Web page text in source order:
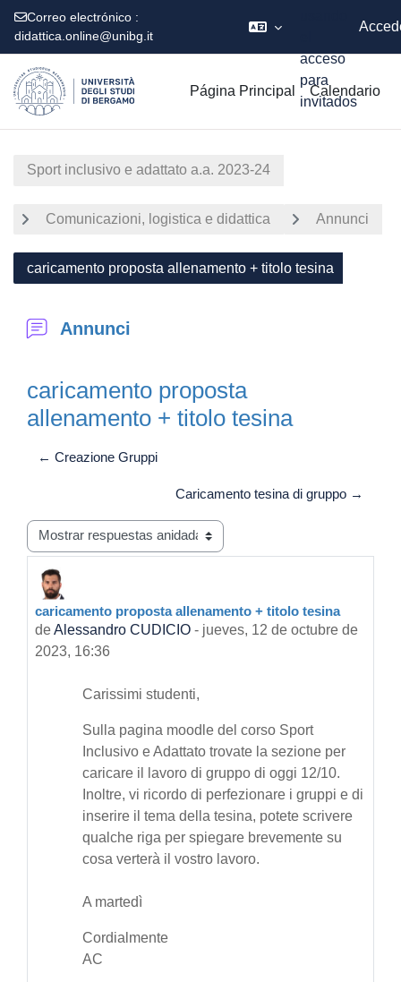
Correo electrónico :
didattica.online@unibg.it
acceso
para
invitados
Página Principal Calendario
Sport inclusivo e adattato a.a. 2023-24
Comunicazioni, logistica e didattica Annunci
caricamento proposta allenamento + titolo tesina
Annunci
caricamento proposta
allenamento + titolo tesina
← Creazione Gruppi
Caricamento tesina di gruppo →
Mostrar modo
caricamento proposta allenamento + titolo tesina
deAlessandro CUDICIO - jueves, 12 de octubre de
2023, 16:36
Número de respuestas: 0
Carissimi studenti,
Sulla pagina moodle del corso Sport
Inclusivo e Adattato trovate la sezione per
caricare il lavoro di gruppo di oggi 12/10.
Inoltre, vi ricordo di perfezionare i gruppi e di
inserire il tema della tesina, potete scrivere
qualche riga per spiegare brevemente su
cosa verterà il vostro lavoro.
A martedì
Cordialmente
AC